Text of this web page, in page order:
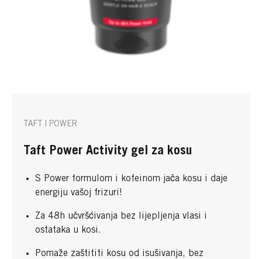
TAFT | POWER
Taft Power Activity gel za kosu
S Power formulom i kofeinom jača kosu i daje
energiju vašoj frizuri!
Za 48h učvršćivanja bez lijepljenja vlasi i
ostataka u kosi.
Pomaže zaštititi kosu od isušivanja, bez